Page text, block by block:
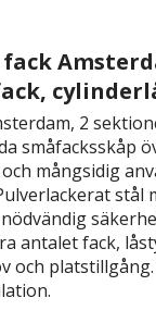
fack
2
småfacksskåp
mångsidig
stål
antalet fack,
och